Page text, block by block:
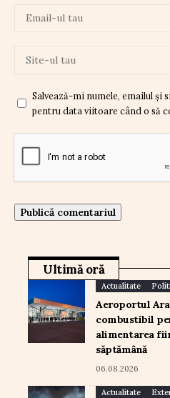
Salvează-mi numele, emailul și
pentru data viitoare când o să
Ultimă oră
Actualitate
Aeroportul
combustibil
alimentarea
săptămână
06.08.2026
Actualitate